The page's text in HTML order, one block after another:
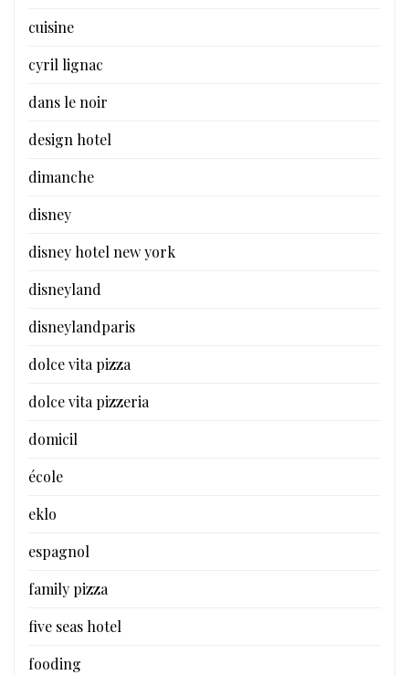
cuisine
cyril lignac
dans le noir
design hotel
dimanche
disney
disney hotel new york
disneyland
disneylandparis
dolce vita pizza
dolce vita pizzeria
domicil
école
eklo
espagnol
family pizza
five seas hotel
fooding